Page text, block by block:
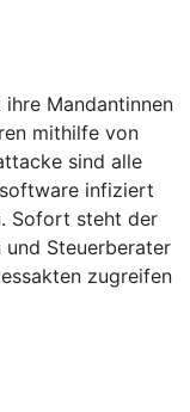
Mandantinnen
mithilfe von
sind alle
infiziert
Sofort steht der
Steuerberater
zugreifen